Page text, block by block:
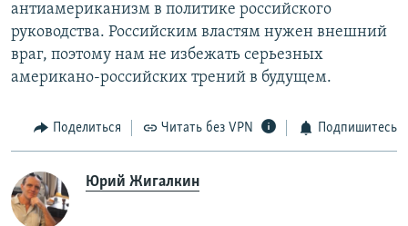
антиамериканизм в политике российского
руководства. Российским властям нужен внешний
враг, поэтому нам не избежать серьезных
американо-российских трений в будущем.
Поделиться Читать без VPN Подпишитесь
Юрий Жигалкин